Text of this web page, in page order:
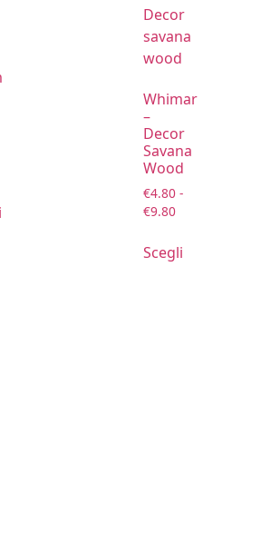
Whimar
–
Decor
Savana
Wood
€4.80 -
€9.80
Scegli